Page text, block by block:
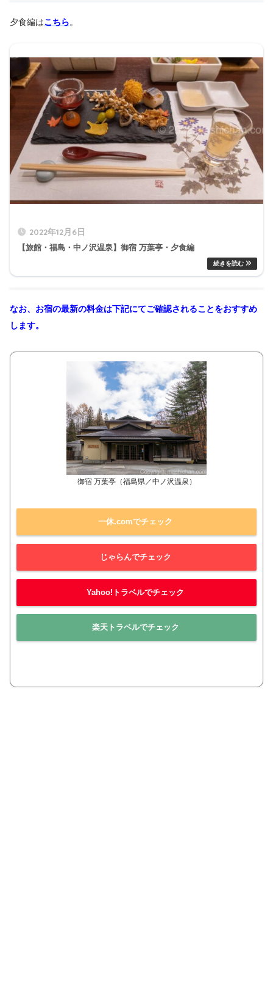
夕食編はこちら。
2022年12月6日
【旅館・福島・中ノ沢温泉】御宿 万葉亭・夕食編
なお、お宿の最新の料金は下記にてご確認されることをおすすめ
します。
御宿 万葉亭（福島県／中ノ沢温泉）
一休.comでチェック
じゃらんでチェック
Yahoo!トラベルでチェック
楽天トラベルでチェック